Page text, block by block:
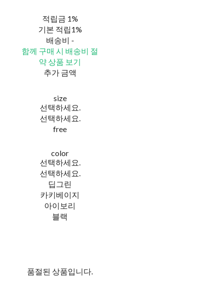
적립금 1%
기본 적립1%
배송비 -
함께 구매 시 배송비 절
약 상품 보기
추가 금액
size
선택하세요.
선택하세요.
free
color
선택하세요.
선택하세요.
딥그린
카키베이지
아이보리
블랙
품절된 상품입니다.